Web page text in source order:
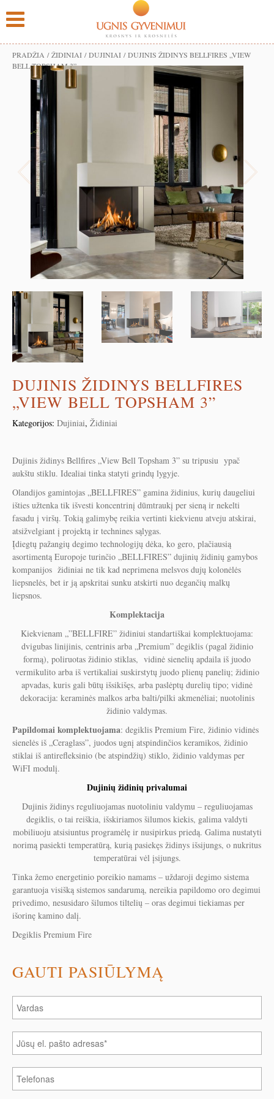
PRADŽIA /ŽIDINIAI /DUJINIAI / DUJINIS ŽIDINYS BELLFIRES „VIEW
BELL TOPSHAM 3”
DUJINIS ŽIDINYS BELLFIRES
„VIEW BELL TOPSHAM 3”
Kategorijos: Dujiniai, Židiniai
Dujinis židinys Bellfires „View Bell Topsham 3” su tripusiu ypač
aukštu stiklu. Idealiai tinka statyti grindų lygyje.
Olandijos gamintojas „BELLFIRES” gamina židinius, kurių daugeliui
išties užtenka tik išvesti koncentrinį dūmtraukį per sieną ir nekelti
fasadu į viršų. Tokią galimybę reikia vertinti kiekvienu atveju atskirai,
atsižvelgiant į projektą ir technines sąlygas.
Įdiegtų pažangių degimo technologijų dėka, ko gero, plačiausią
asortimentą Europoje turinčio „BELLFIRES” dujinių židinių gamybos
kompanijos židiniai ne tik kad neprimena melsvos dujų kolonėlės
liepsnelės, bet ir ją apskritai sunku atskirti nuo degančių malkų
liepsnos.
Komplektacija
Kiekvienam „”BELLFIRE” židiniui standartiškai komplektuojama:
dvigubas linijinis, centrinis arba „Premium” degiklis (pagal židinio
formą), poliruotas židinio stiklas, vidinė sienelių apdaila iš juodo
vermikulito arba iš vertikaliai suskirstytų juodo plienų panelių; židinio
apvadas, kuris gali būtų išsikišęs, arba paslėptų durelių tipo; vidinė
dekoracija: keraminės malkos arba balti/pilki akmenėliai; nuotolinis
židinio valdymas.
Papildomai komplektuojama: degiklis Premium Fire, židinio vidinės
sienelės iš „Ceraglass”, juodos ugnį atspindinčios keramikos, židinio
stiklai iš antirefleksinio (be atspindžių) stiklo, židinio valdymas per
WiFI modulį.
Dujinių židinių privalumai
Dujinis židinys reguliuojamas nuotoliniu valdymu – reguliuojamas
degiklis, o tai reiškia, išskiriamos šilumos kiekis, galima valdyti
mobiliuoju atsisiuntus programėlę ir nusipirkus priedą. Galima nustatyti
norimą pasiekti temperatūrą, kurią pasiekęs židinys išsijungs, o nukritus
temperatūrai vėl įsijungs.
Tinka žemo energetinio poreikio namams – uždaroji degimo sistema
garantuoja visišką sistemos sandarumą, nereikia papildomo oro degimui
privedimo, nesusidaro šilumos tiltelių – oras degimui tiekiamas per
išorinę kamino dalį.
Degiklis Premium Fire
GAUTI PASIŪLYMĄ